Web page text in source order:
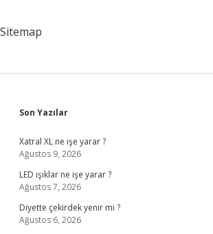
Sitemap
Sidebar
Son Yazılar
Xatral XL ne işe yarar ?
Ağustos 9, 2026
LED ışıklar ne işe yarar ?
Ağustos 7, 2026
Diyette çekirdek yenir mi ?
Ağustos 6, 2026